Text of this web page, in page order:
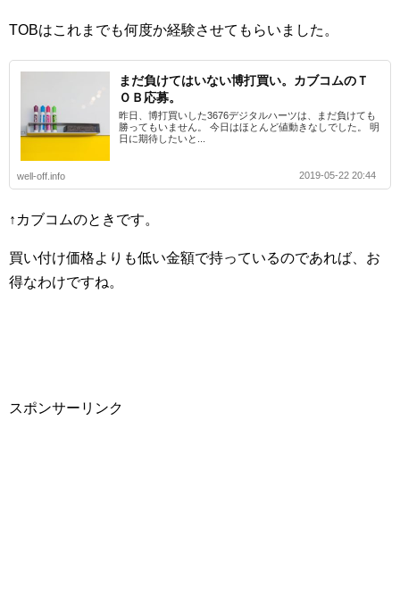
TOBはこれまでも何度か経験させてもらいました。
まだ負けてはいない博打買い。カブコムのＴ
ＯＢ応募。
昨日、博打買いした3676デジタルハーツは、まだ負けても
勝ってもいません。 今日はほとんど値動きなしでした。 明
日に期待したいと...
well-off.info 2019-05-22 20:44
↑カブコムのときです。
買い付け価格よりも低い金額で持っているのであれば、お
得なわけですね。
スポンサーリンク